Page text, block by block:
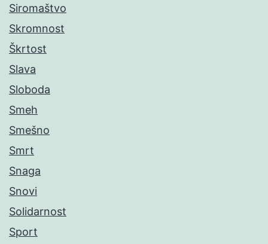
Siromaštvo
Skromnost
Škrtost
Slava
Sloboda
Smeh
Smešno
Smrt
Snaga
Snovi
Solidarnost
Sport